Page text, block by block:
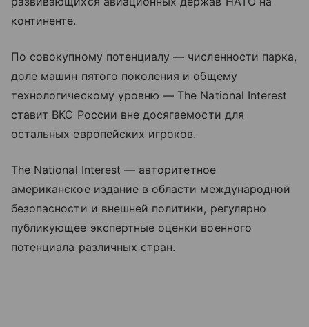
континенте.
По совокупному потенциалу — численности парка,
доле машин пятого поколения и общему
технологическому уровню — The National Interest
ставит ВКС России вне досягаемости для
остальных европейских игроков.
The National Interest — авторитетное
американское издание в области международной
безопасности и внешней политики, регулярно
публикующее экспертные оценки военного
потенциала различных стран.